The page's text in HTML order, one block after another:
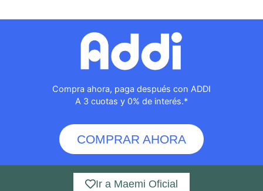
Compra ahora, paga después con ADDI
A 3 cuotas y 0% de interés.*
COMPRAR AHORA
Ir a Maemi Oficial